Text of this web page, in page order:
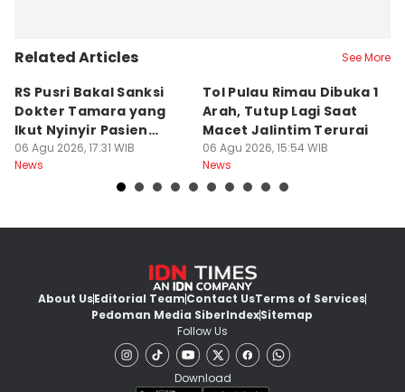
Related Articles See More
RS Pusri Bakal Sanksi
Dokter Tamara yang
Ikut Nyinyir Pasien
Yurizal
06 Agu 2026, 17:31 WIB
News
Tol Pulau Rimau Dibuka 1
Arah, Tutup Lagi Saat
Macet Jalintim Terurai
06 Agu 2026, 15:54 WIB
News
About UsEditorial TeamContact UsTerms of Services
Pedoman Media SiberIndexSitemap
Follow Us
Download